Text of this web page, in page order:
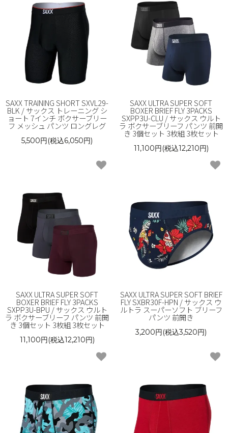
SAXX TRAINING SHORT SXVL29-
BLK / サックス トレーニング シ
ョート 7インチ ボクサーブリー
フ メッシュ パンツ ロングレグ
5,500円(税込6,050円)
SAXX ULTRA SUPER SOFT
BOXER BRIEF FLY 3PACKS
SXPP3U-CLU / サックス ウルト
ラ ボクサーブリーフ パンツ 前開
き 3個セット 3枚組 3枚セット
11,100円(税込12,210円)
SAXX ULTRA SUPER SOFT
BOXER BRIEF FLY 3PACKS
SXPP3U-BPU / サックス ウルト
ラ ボクサーブリーフ パンツ 前開
き 3個セット 3枚組 3枚セット
11,100円(税込12,210円)
SAXX ULTRA SUPER SOFT BRIEF
FLY SXBR30F-HPN / サックス ウ
ルトラ スーパーソフト ブリーフ
パンツ 前開き
3,200円(税込3,520円)